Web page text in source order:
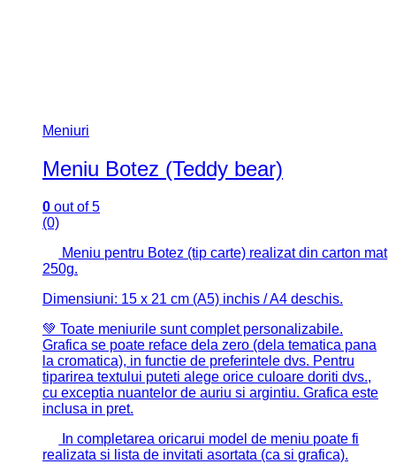
Meniuri
Meniu Botez (Teddy bear)
0 out of 5
(0)
Meniu pentru Botez (tip carte) realizat din carton mat
250g.
Dimensiuni: 15 x 21 cm (A5) inchis / A4 deschis.
💚 Toate meniurile sunt complet personalizabile.
Grafica se poate reface dela zero (dela tematica pana
la cromatica), in functie de preferintele dvs. Pentru
tiparirea textului puteti alege orice culoare doriti dvs.,
cu exceptia nuantelor de auriu si argintiu. Grafica este
inclusa in pret.
In completarea oricarui model de meniu poate fi
realizata si lista de invitati asortata (ca si grafica).